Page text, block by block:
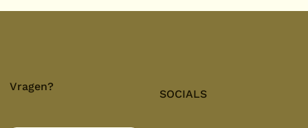
SOCIALS
Vragen?